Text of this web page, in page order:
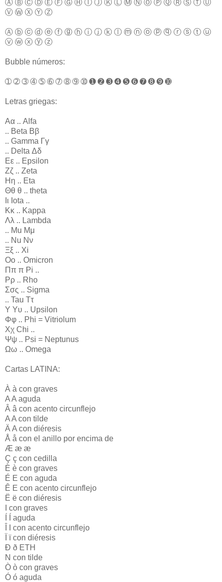
Ⓐ Ⓑ Ⓒ Ⓓ Ⓔ Ⓕ Ⓖ Ⓗ Ⓘ Ⓙ Ⓚ Ⓛ Ⓜ Ⓝ Ⓞ Ⓟ Ⓠ Ⓡ Ⓢ Ⓣ Ⓤ
Ⓥ Ⓦ Ⓧ Ⓨ Ⓩ
Ⓐ ⓑ ⓒ ⓓ ⓔ ⓕ ⓖ ⓗ ⓘ ⓙ ⓚ ⓛ ⓜ ⓝ ⓞ ⓟ ⓠ ⓡ ⓢ ⓣ ⓤ
ⓥ ⓦ ⓧ ⓨ ⓩ
Bubble números:
➀ ➁ ➂ ➃ ➄ ➅ ➆ ➇ ➈ ➉ ➊ ➋ ➌ ➍ ➎ ➏ ➐ ➑ ➒ ➓
Letras griegas:
Αα .. Alfa
.. Beta Ββ
.. Gamma Γγ
.. Delta Δδ
Εε .. Epsilon
Ζζ .. Zeta
Ηη .. Eta
Θθ θ .. theta
Ιι Iota ..
Κκ .. Kappa
Λλ .. Lambda
.. Mu Μμ
.. Nu Νν
Ξξ .. Xi
Οο .. Omicron
Ππ π Pi ..
Ρρ .. Rho
Σσς .. Sigma
.. Tau Ττ
Υ Υυ .. Upsilon
Φφ .. Phi = Vitriolum
Χχ Chi ..
Ψψ .. Psi = Neptunus
Ωω .. Omega
Cartas LATINA:
À à con graves
A A aguda
Â â con acento circunflejo
A A con tilde
Ä A con diéresis
Å å con el anillo por encima de
Æ æ æ
Ç ç con cedilla
È è con graves
É E con aguda
Ê E con acento circunflejo
Ë ë con diéresis
I con graves
Í Í aguda
Î I con acento circunflejo
Ï ï con diéresis
Ð ð ETH
N con tilde
Ò ò con graves
Ó ó aguda